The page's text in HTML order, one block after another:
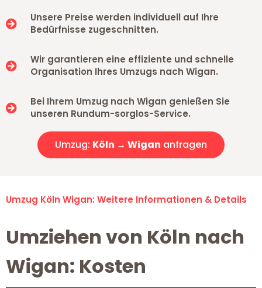
Unsere Preise werden individuell auf Ihre
Bedürfnisse zugeschnitten.
Wir garantieren eine effiziente und schnelle
Organisation Ihres Umzugs nach Wigan.
Bei Ihrem Umzug nach Wigan genießen Sie
unseren Rundum-sorglos-Service.
Umzug: Köln → Wigan anfragen
Umzug Köln Wigan: Weitere Informationen & Details
Umziehen von Köln nach
Wigan: Kosten